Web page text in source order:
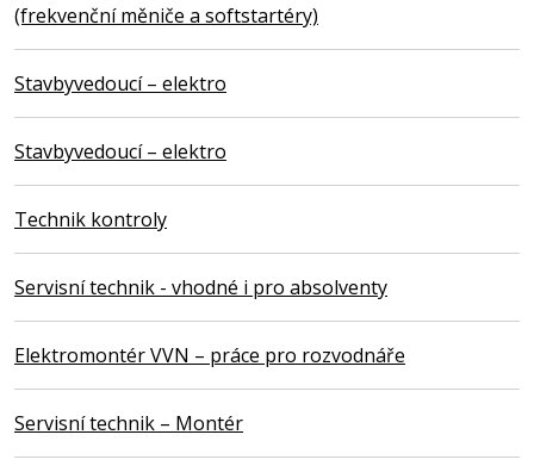
(frekvenční měniče a softstartéry)
Stavbyvedoucí – elektro
Stavbyvedoucí – elektro
Technik kontroly
Servisní technik - vhodné i pro absolventy
Elektromontér VVN – práce pro rozvodnáře
Servisní technik – Montér